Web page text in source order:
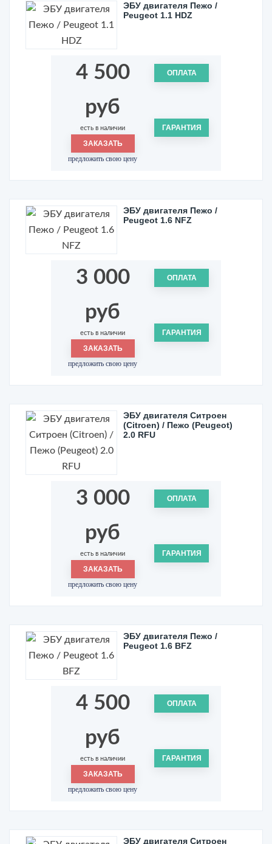
ЭБУ двигателя Пежо /
Peugeot 1.1 HDZ
4 500
руб
есть в наличии
ЗАКАЗАТЬ
предложить свою цену
ОПЛАТА
ГАРАНТИЯ
ЭБУ двигателя Пежо /
Peugeot 1.6 NFZ
3 000
руб
есть в наличии
ЗАКАЗАТЬ
предложить свою цену
ОПЛАТА
ГАРАНТИЯ
ЭБУ двигателя Ситроен
(Citroen) / Пежо (Peugeot)
2.0 RFU
3 000
руб
есть в наличии
ЗАКАЗАТЬ
предложить свою цену
ОПЛАТА
ГАРАНТИЯ
ЭБУ двигателя Пежо /
Peugeot 1.6 BFZ
4 500
руб
есть в наличии
ЗАКАЗАТЬ
предложить свою цену
ОПЛАТА
ГАРАНТИЯ
ЭБУ двигателя Ситроен